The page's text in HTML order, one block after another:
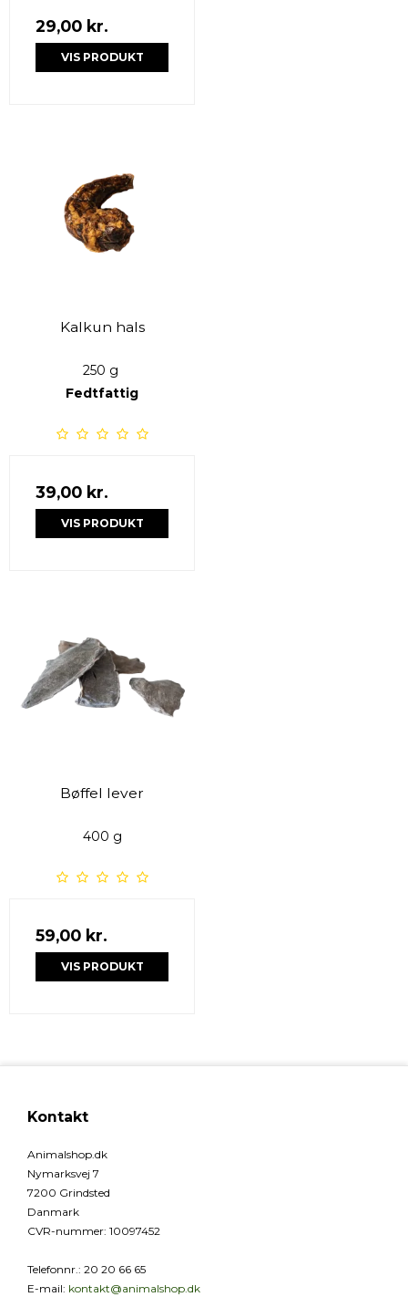
29,00 kr.
VIS PRODUKT
Kalkun hals
250 g
Fedtfattig
39,00 kr.
VIS PRODUKT
Bøffel lever
400 g
59,00 kr.
VIS PRODUKT
Kontakt
Animalshop.dk
Nymarksvej 7
7200 Grindsted
Danmark
CVR-nummer: 10097452
Telefonnr.: 20 20 66 65
E-mail: kontakt@animalshop.dk